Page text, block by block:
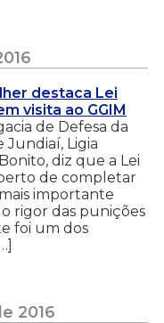
destaca Lei
visita ao GGIM
de Defesa da
Jundiaí, Ligia
diz que a Lei
de completar
importante
rigor das punições
foi um dos
2016